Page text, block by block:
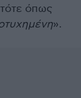
όπως
».